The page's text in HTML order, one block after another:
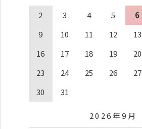
2
3 4 5 6
9
10 11 12 13
16
17 18 19 20
23
24 25 26 27
30
31
2026年9月